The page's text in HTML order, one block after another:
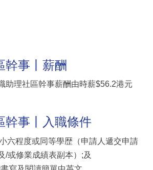
幹事丨薪酬
助理社區幹事薪酬由時薪$56.2港元
幹事丨入職條件
六程度或同等學歴（申請人遞交申請
/或修業成績表副本）;及